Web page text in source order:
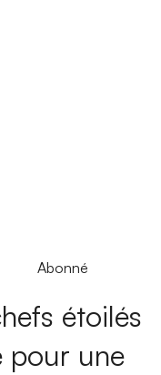
Abonné
étoilés
pour une